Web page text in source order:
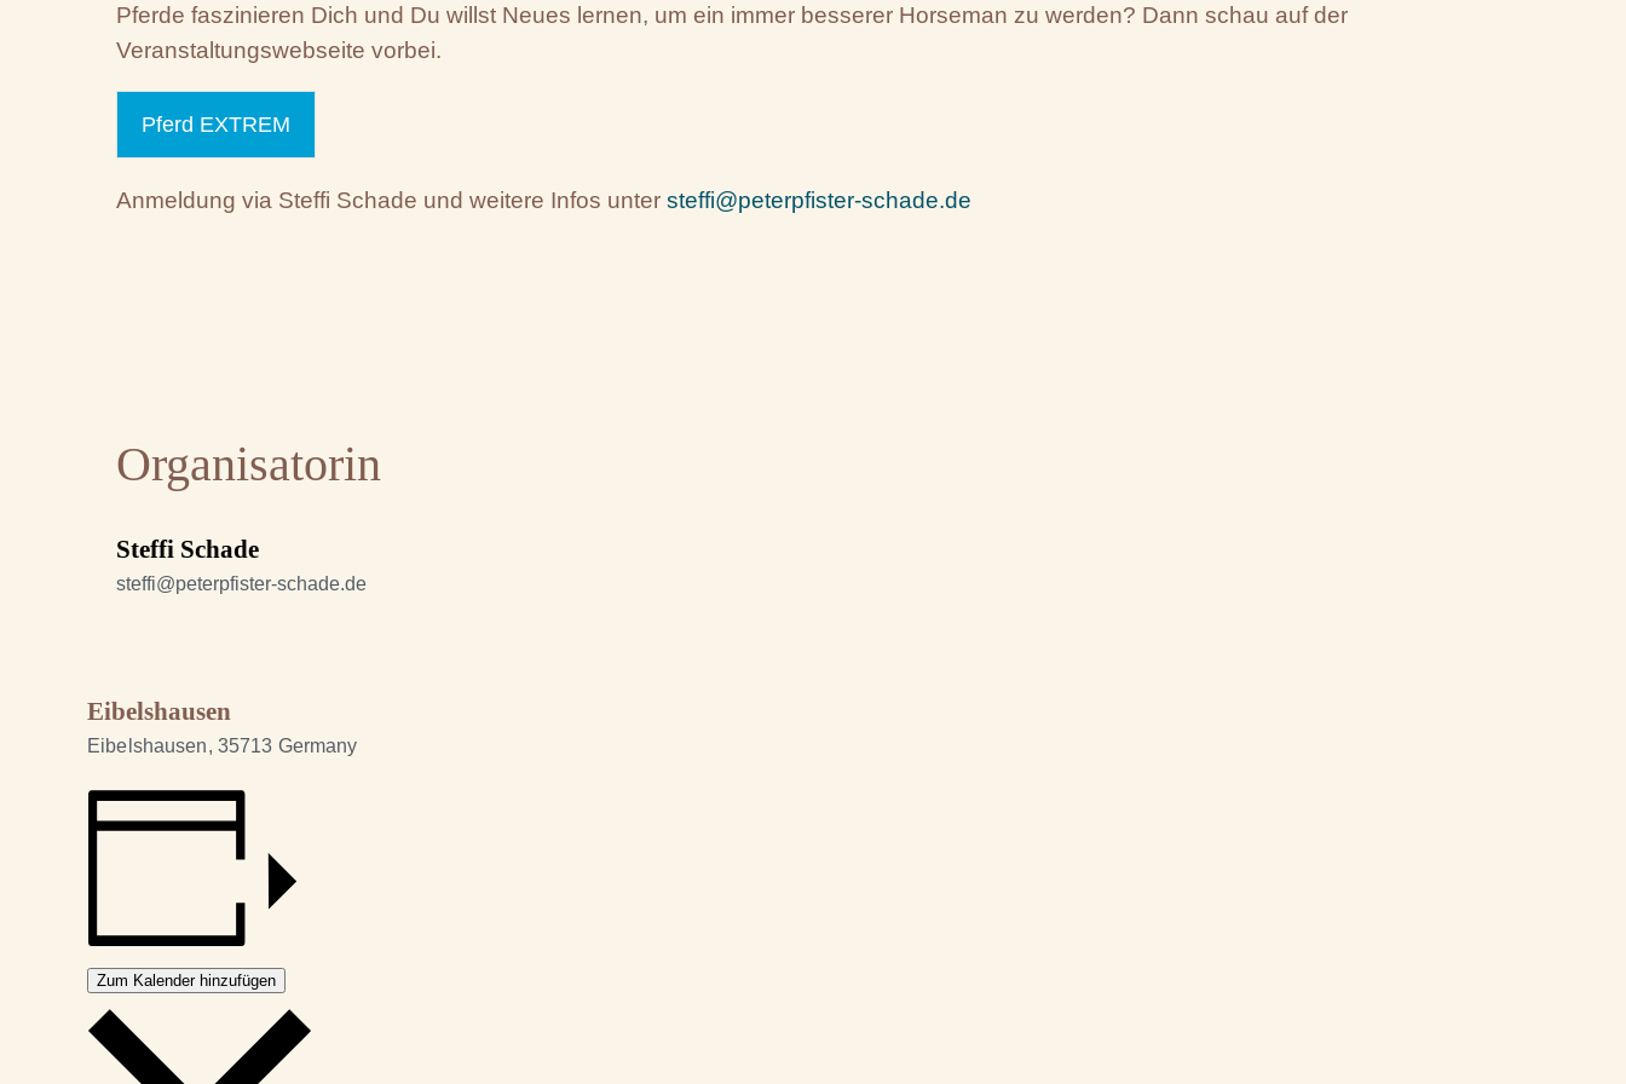
Pferde faszinieren Dich und Du willst Neues lernen, um ein immer besserer Horseman zu werden? Dann schau auf der
Veranstaltungswebseite vorbei.
Pferd EXTREM
Anmeldung via Steffi Schade und weitere Infos unter steffi@peterpfister-schade.de
Organisatorin
Steffi Schade
steffi@peterpfister-schade.de
Eibelshausen
Eibelshausen, 35713 Germany
Zum Kalender hinzufügen